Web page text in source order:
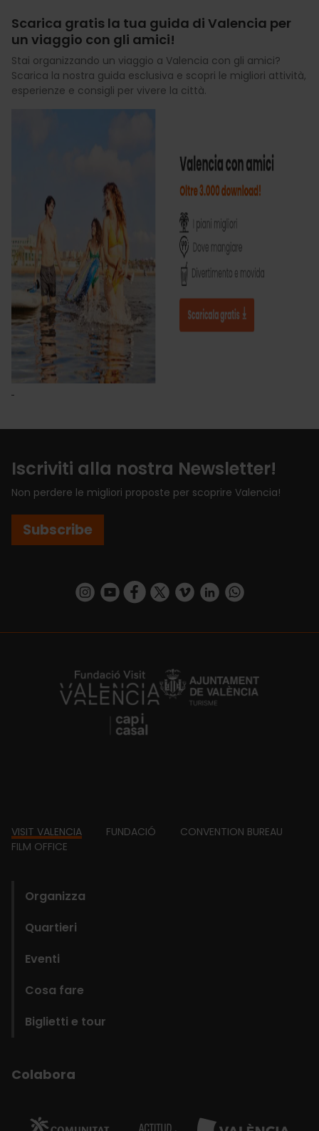
Scarica gratis la tua guida di Valencia per
un viaggio con gli amici!
Stai organizzando un viaggio a Valencia con gli amici?
Scarica la nostra guida esclusiva e scopri le migliori attività,
esperienze e consigli per vivere la città.
Iscriviti alla nostra Newsletter!
Non perdere le migliori proposte per scoprire Valencia!
Subscribe
https://www.instagram.com/visit_valencia/
https://www.youtube.com/user/
https://www.facebook.com/
https://twitter.com/VisitaValencia
https://vimeo.com/
https://www.linkedin.com/company/turismo-valencia/https://api.whatsapp.com/send/
https://fundacion.visitvalencia.com/
Footer
VISIT VALENCIA FUNDACIÓ
CONVENTION BUREAU
FILM OFFICE
Organizza
Quartieri
Eventi
Cosa fare
Biglietti e tour
Colabora